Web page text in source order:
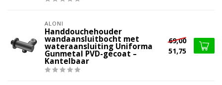
ALONI
Handdouchehouder
wandaansluitbocht met
wateraansluiting Uniforma
Gunmetal PVD-gecoat –
Kantelbaar
69,00
51,75